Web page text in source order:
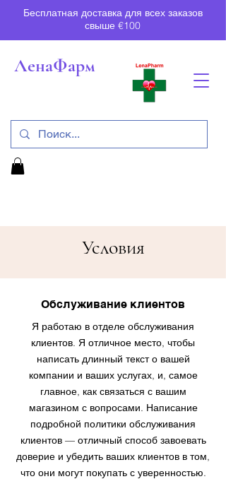
Бесплатная доставка для всех заказов
свыше €100
ЛенаФарм
Условия
Обслуживание клиентов
Я работаю в отделе обслуживания
клиентов. Я отличное место, чтобы
написать длинный текст о вашей
компании и ваших услугах, и, самое
главное, как связаться с вашим
магазином с вопросами. Написание
подробной политики обслуживания
клиентов — отличный способ завоевать
доверие и убедить ваших клиентов в том,
что они могут покупать с уверенностью.